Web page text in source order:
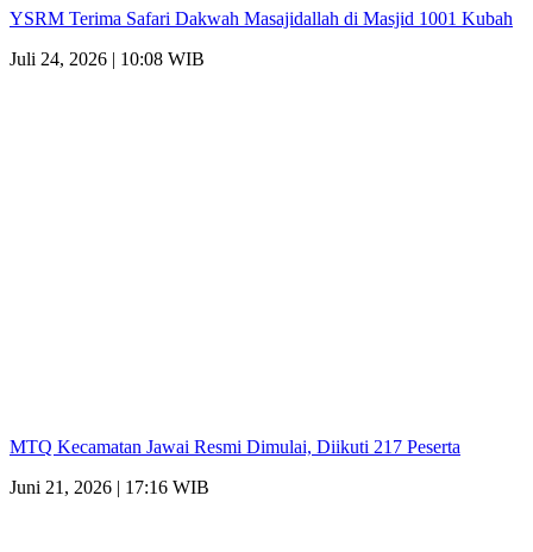
YSRM Terima Safari Dakwah Masajidallah di Masjid 1001 Kubah
Juli 24, 2026 | 10:08 WIB
MTQ Kecamatan Jawai Resmi Dimulai, Diikuti 217 Peserta
Juni 21, 2026 | 17:16 WIB